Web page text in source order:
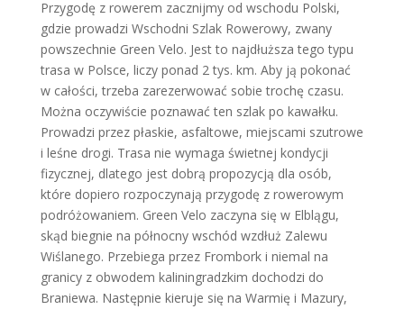
Przygodę z rowerem zacznijmy od wschodu Polski,
gdzie prowadzi Wschodni Szlak Rowerowy, zwany
powszechnie Green Velo. Jest to najdłuższa tego typu
trasa w Polsce, liczy ponad 2 tys. km. Aby ją pokonać
w całości, trzeba zarezerwować sobie trochę czasu.
Można oczywiście poznawać ten szlak po kawałku.
Prowadzi przez płaskie, asfaltowe, miejscami szutrowe
i leśne drogi. Trasa nie wymaga świetnej kondycji
fizycznej, dlatego jest dobrą propozycją dla osób,
które dopiero rozpoczynają przygodę z rowerowym
podróżowaniem. Green Velo zaczyna się w Elblągu,
skąd biegnie na północny wschód wzdłuż Zalewu
Wiślanego. Przebiega przez Frombork i niemal na
granicy z obwodem kaliningradzkim dochodzi do
Braniewa. Następnie kieruje się na Warmię i Mazury,